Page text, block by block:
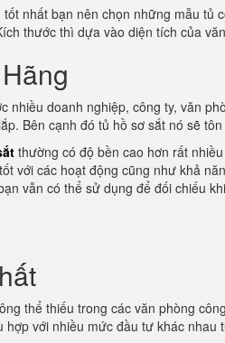
tốt nhất bạn nên chọn những mẫu tủ
thước thì dựa vào diện tích của
nhiều doanh nghiệp, công ty, văn
Bên cạnh đó tủ hồ sơ sắt nó sẽ
thường có độ bền cao hơn rất
với các hoạt động cũng như khả
vẫn có thể sử dụng để đối chiếu
thể thiếu trong các văn phòng
với nhiều mức đầu tư khác